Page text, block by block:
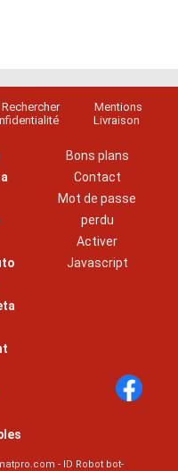
Rechercher
Mentions
Livraison
Bons plans
Contact
Mot de passe
perdu
Activer
Javascript
- ID Robot bot-